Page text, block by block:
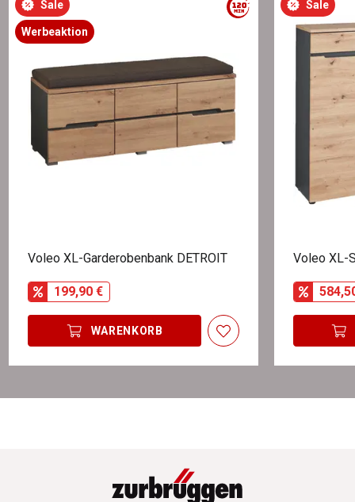
Sale
Werbeaktion
Voleo XL-Garderobenbank DETROIT
199,90 €
WARENKORB
Sale
Voleo XL-